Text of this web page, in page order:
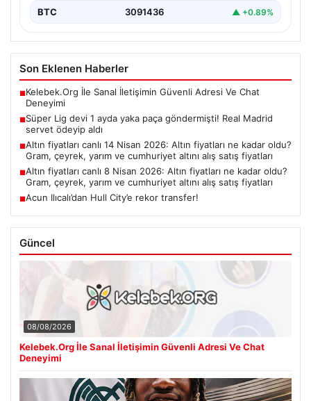
BTC 3091436 ▲ +0.89%
Son Eklenen Haberler
■Kelebek.Org İle Sanal İletişimin Güvenli Adresi Ve Chat
Deneyimi
■Süper Lig devi 1 ayda yaka paça göndermişti! Real Madrid
servet ödeyip aldı
■Altın fiyatları canlı 14 Nisan 2026: Altın fiyatları ne kadar oldu?
Gram, çeyrek, yarım ve cumhuriyet altını alış satış fiyatları
■Altın fiyatları canlı 8 Nisan 2026: Altın fiyatları ne kadar oldu?
Gram, çeyrek, yarım ve cumhuriyet altını alış satış fiyatları
■Acun Ilıcalı’dan Hull City’e rekor transfer!
Güncel
08/08/2026
Kelebek.Org İle Sanal İletişimin Güvenli Adresi Ve Chat
Deneyimi